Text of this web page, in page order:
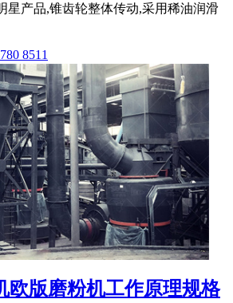
星产品,锥齿轮整体传动,采用稀油润滑
8511
欧版磨粉机工作原理规格